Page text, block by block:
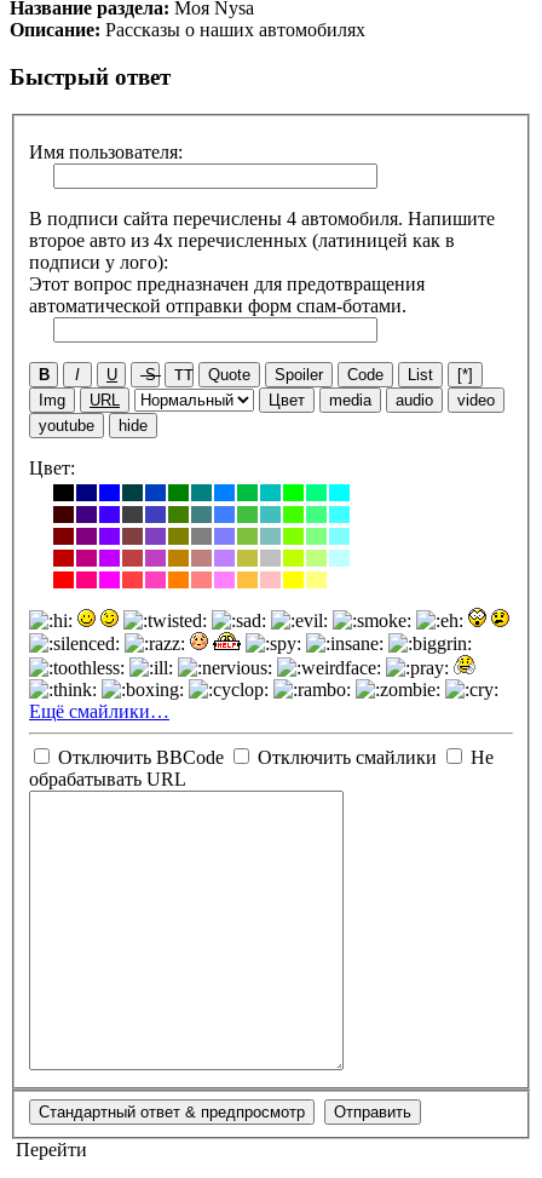
Название раздела: Моя Nysa
Описание: Рассказы о наших автомобилях
Быстрый ответ
Имя пользователя:
В подписи сайта перечислены 4 автомобиля. Напишите
второе авто из 4х перечисленных (латиницей как в
подписи у лого):
Этот вопрос предназначен для предотвращения
автоматической отправки форм спам-ботами.
B I U S TT Quote Spoiler Code List
[*]
Img
URL Цвет media audio
video
youtube
hide
Цвет:
Ещё смайлики…
Отключить BBCode Отключить смайлики
Не
обрабатывать URL
Перейти